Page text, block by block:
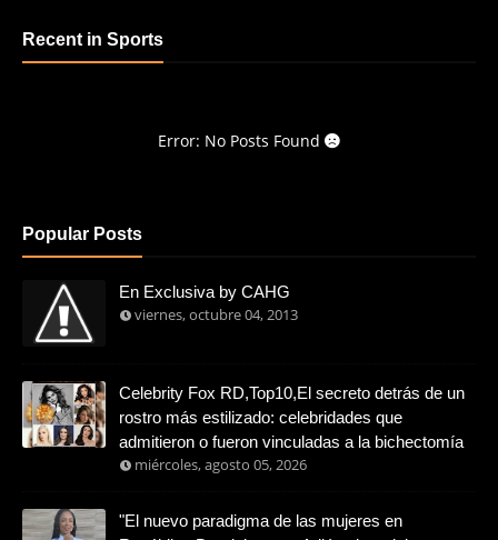
Recent in Sports
Error: No Posts Found
Popular Posts
En Exclusiva by CAHG
viernes, octubre 04, 2013
Celebrity Fox RD,Top10,El secreto detrás de un
rostro más estilizado: celebridades que
admitieron o fueron vinculadas a la bichectomía
miércoles, agosto 05, 2026
"El nuevo paradigma de las mujeres en